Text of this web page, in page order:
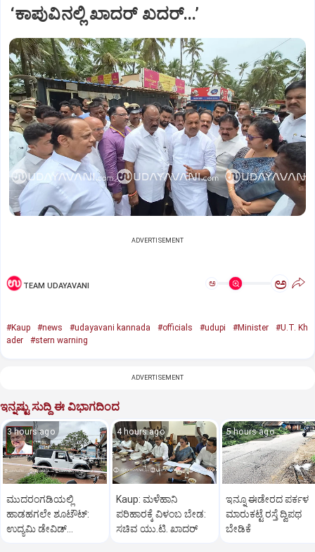
‘ಕಾಪುವಿನಲ್ಲಿ‌ ಖಾದರ್ ಖದರ್...’
ADVERTISEMENT
TEAM UDAYAVANI ಅ ಅ
#Kaup #news #udayavani kannada #officials #udupi #Minister
#U.T. Kh
ader
#stern warning
ADVERTISEMENT
ಇನ್ನಷ್ಟು ಸುದ್ದಿ ಈ ವಿಭಾಗದಿಂದ
3 hours ago
ಮುದರಂಗಡಿಯಲ್ಲಿ
ಹಾಡಹಗಲೇ ಶೂಟೌಟ್:‌
ಉದ್ಯಮಿ ಡೇವಿಡ್‌
4 hours ago
Kaup: ಮಳೆಹಾನಿ
ಪರಿಹಾರಕ್ಕೆ ವಿಳಂಬ ಬೇಡ:
ಸಚಿವ ಯು.ಟಿ. ಖಾದರ್
5 hours ago
ಇನ್ನೂ ಈಡೇರದ ಪರ್ಕಳ
ಮಾರುಕಟ್ಟೆ ರಸ್ತೆ ದ್ವಿಪಥ
ಬೇಡಿಕೆ